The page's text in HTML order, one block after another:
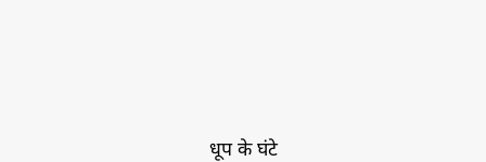
धूप के घंटे